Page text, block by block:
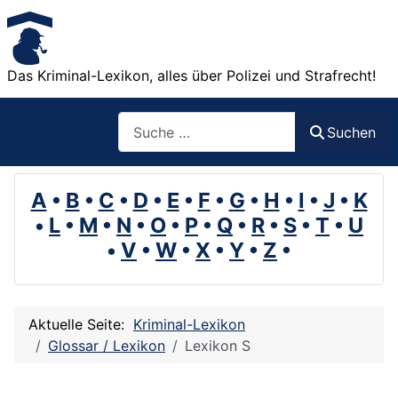
Das Kriminal-Lexikon, alles über Polizei und Strafrecht!
Suchen
A • B • C • D • E • F • G • H • I • J • K
• L • M • N • O • P • Q • R • S • T • U
• V • W • X • Y • Z •
Aktuelle Seite: Kriminal-Lexikon
Glossar / Lexikon
Lexikon S